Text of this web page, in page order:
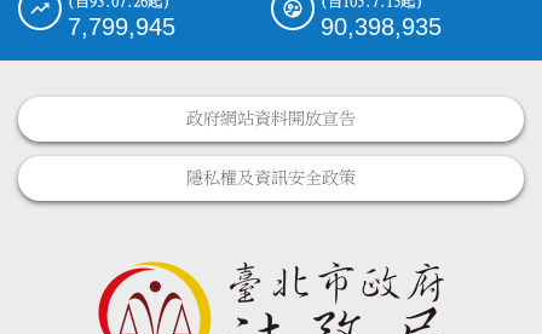
7,799,945 90,398,935
政府網站資料開放宣告
隱私權及資訊安全政策